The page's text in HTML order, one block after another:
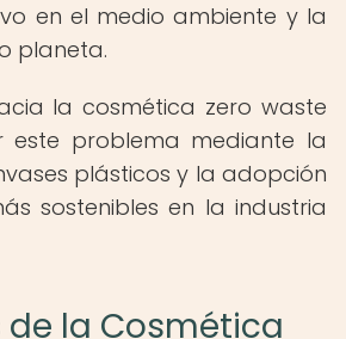
en el medio ambiente y la
planeta.
la cosmética zero waste
este problema mediante la
plásticos y la adopción
sostenibles en la industria
de la Cosmética